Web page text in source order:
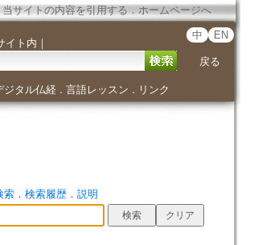
当サイトの内容を引用する ． ホームページへ
イト内 ｜
中 EN
戻る
ジタル仏経． 言語レッスン ． リンク
索． 検索履歴． 説明